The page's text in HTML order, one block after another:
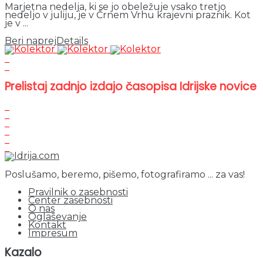
Marjetna nedelja, ki se jo obeležuje vsako tretjo
nedeljo v juliju, je v Črnem Vrhu krajevni praznik. Kot
je v ...
Beri naprej Details
Prelistaj zadnjo izdajo časopisa Idrijske novice
Poslušamo, beremo, pišemo, fotografiramo ... za vas!
Pravilnik o zasebnosti
Center zasebnosti
O nas
Oglaševanje
Kontakt
Impresum
Kazalo